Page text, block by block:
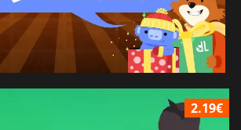
2.19€